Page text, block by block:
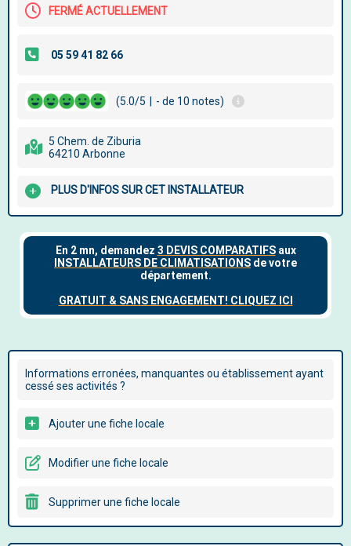
FERMÉ ACTUELLEMENT
(5.0/5 - de 10 notes)
5 Chem. de Ziburia
64210 Arbonne
PLUS D'INFOS SUR CET INSTALLATEUR
Informations erronées, manquantes ou établissement ayant
cessé ses activités ?
Ajouter une fiche locale
Modifier une fiche locale
Supprimer une fiche locale